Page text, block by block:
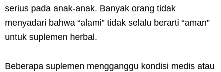
serius pada anak-anak. Banyak orang tidak
menyadari bahwa “alami” tidak selalu berarti “aman”
untuk suplemen herbal.
Beberapa suplemen mengganggu kondisi medis atau